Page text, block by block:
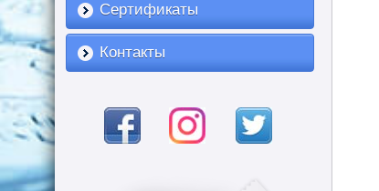
Сертификаты
Контакты